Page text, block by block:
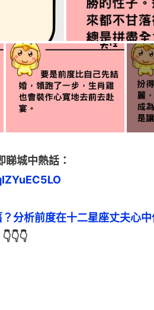
城中熱話：
分析前度在十二星座丈夫心